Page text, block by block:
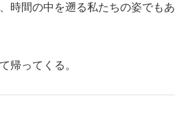
時間の中を遡る私たちの姿でもあ
帰ってくる。